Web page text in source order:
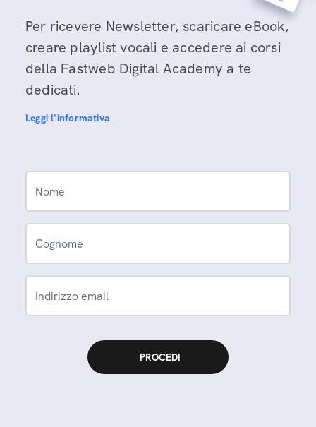
Per ricevere Newsletter, scaricare eBook,
creare playlist vocali e accedere ai corsi
della Fastweb Digital Academy a te
dedicati.
Leggi l'informativa
Nome
Cognome
Indirizzo email